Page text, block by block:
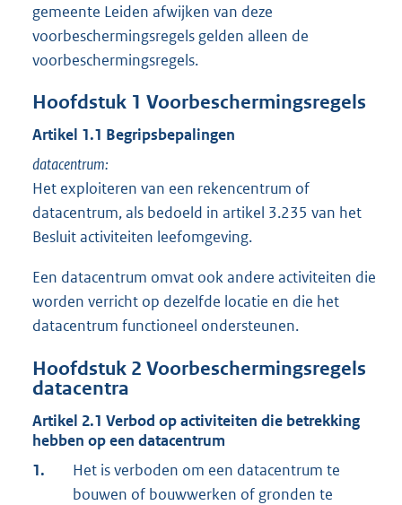
gemeente Leiden afwijken van deze
voorbeschermingsregels gelden alleen de
voorbeschermingsregels.
Hoofdstuk 1 Voorbeschermingsregels
Artikel 1.1 Begripsbepalingen
datacentrum:
Het exploiteren van een rekencentrum of
datacentrum, als bedoeld in artikel 3.235 van het
Besluit activiteiten leefomgeving.
Een datacentrum omvat ook andere activiteiten die
worden verricht op dezelfde locatie en die het
datacentrum functioneel ondersteunen.
Hoofdstuk 2 Voorbeschermingsregels
datacentra
Artikel 2.1 Verbod op activiteiten die betrekking
hebben op een datacentrum
1.
Het is verboden om een datacentrum te
bouwen of bouwwerken of gronden te